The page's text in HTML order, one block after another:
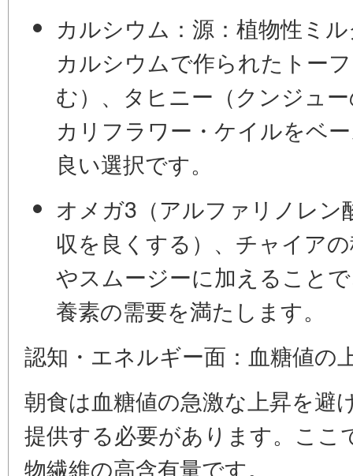
カルシウム： 源：植物性ミ
カルシウムで作られたトー
む）、タヒニー（クンジュ
カリフラワー・ケイルをベ
良い選択です。
オメガ3（アルファリノレン
収を良くする）、 チャイア
やスムージーに加えること
養素の需要を満たします。
認知・エネルギー面：血糖値の
朝食は血糖値の急激な上昇を避
提供する必要があります。ここ
物繊維の高含有量です。